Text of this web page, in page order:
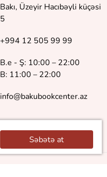
Səbətə at
Bakı, Üzeyir Hacıbəyli küçəsi
5
+994 12 505 99 99
B.e - Ş: 10:00 – 22:00
B: 11:00 – 22:00
info@bakubookcenter.az